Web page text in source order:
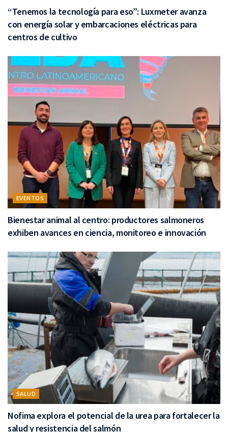
“Tenemos la tecnología para eso”: Luxmeter avanza
con energía solar y embarcaciones eléctricas para
centros de cultivo
EVENTOS
Bienestar animal al centro: productores salmoneros
exhiben avances en ciencia, monitoreo e innovación
SALUD
Nofima explora el potencial de la urea para fortalecer la
salud y resistencia del salmón